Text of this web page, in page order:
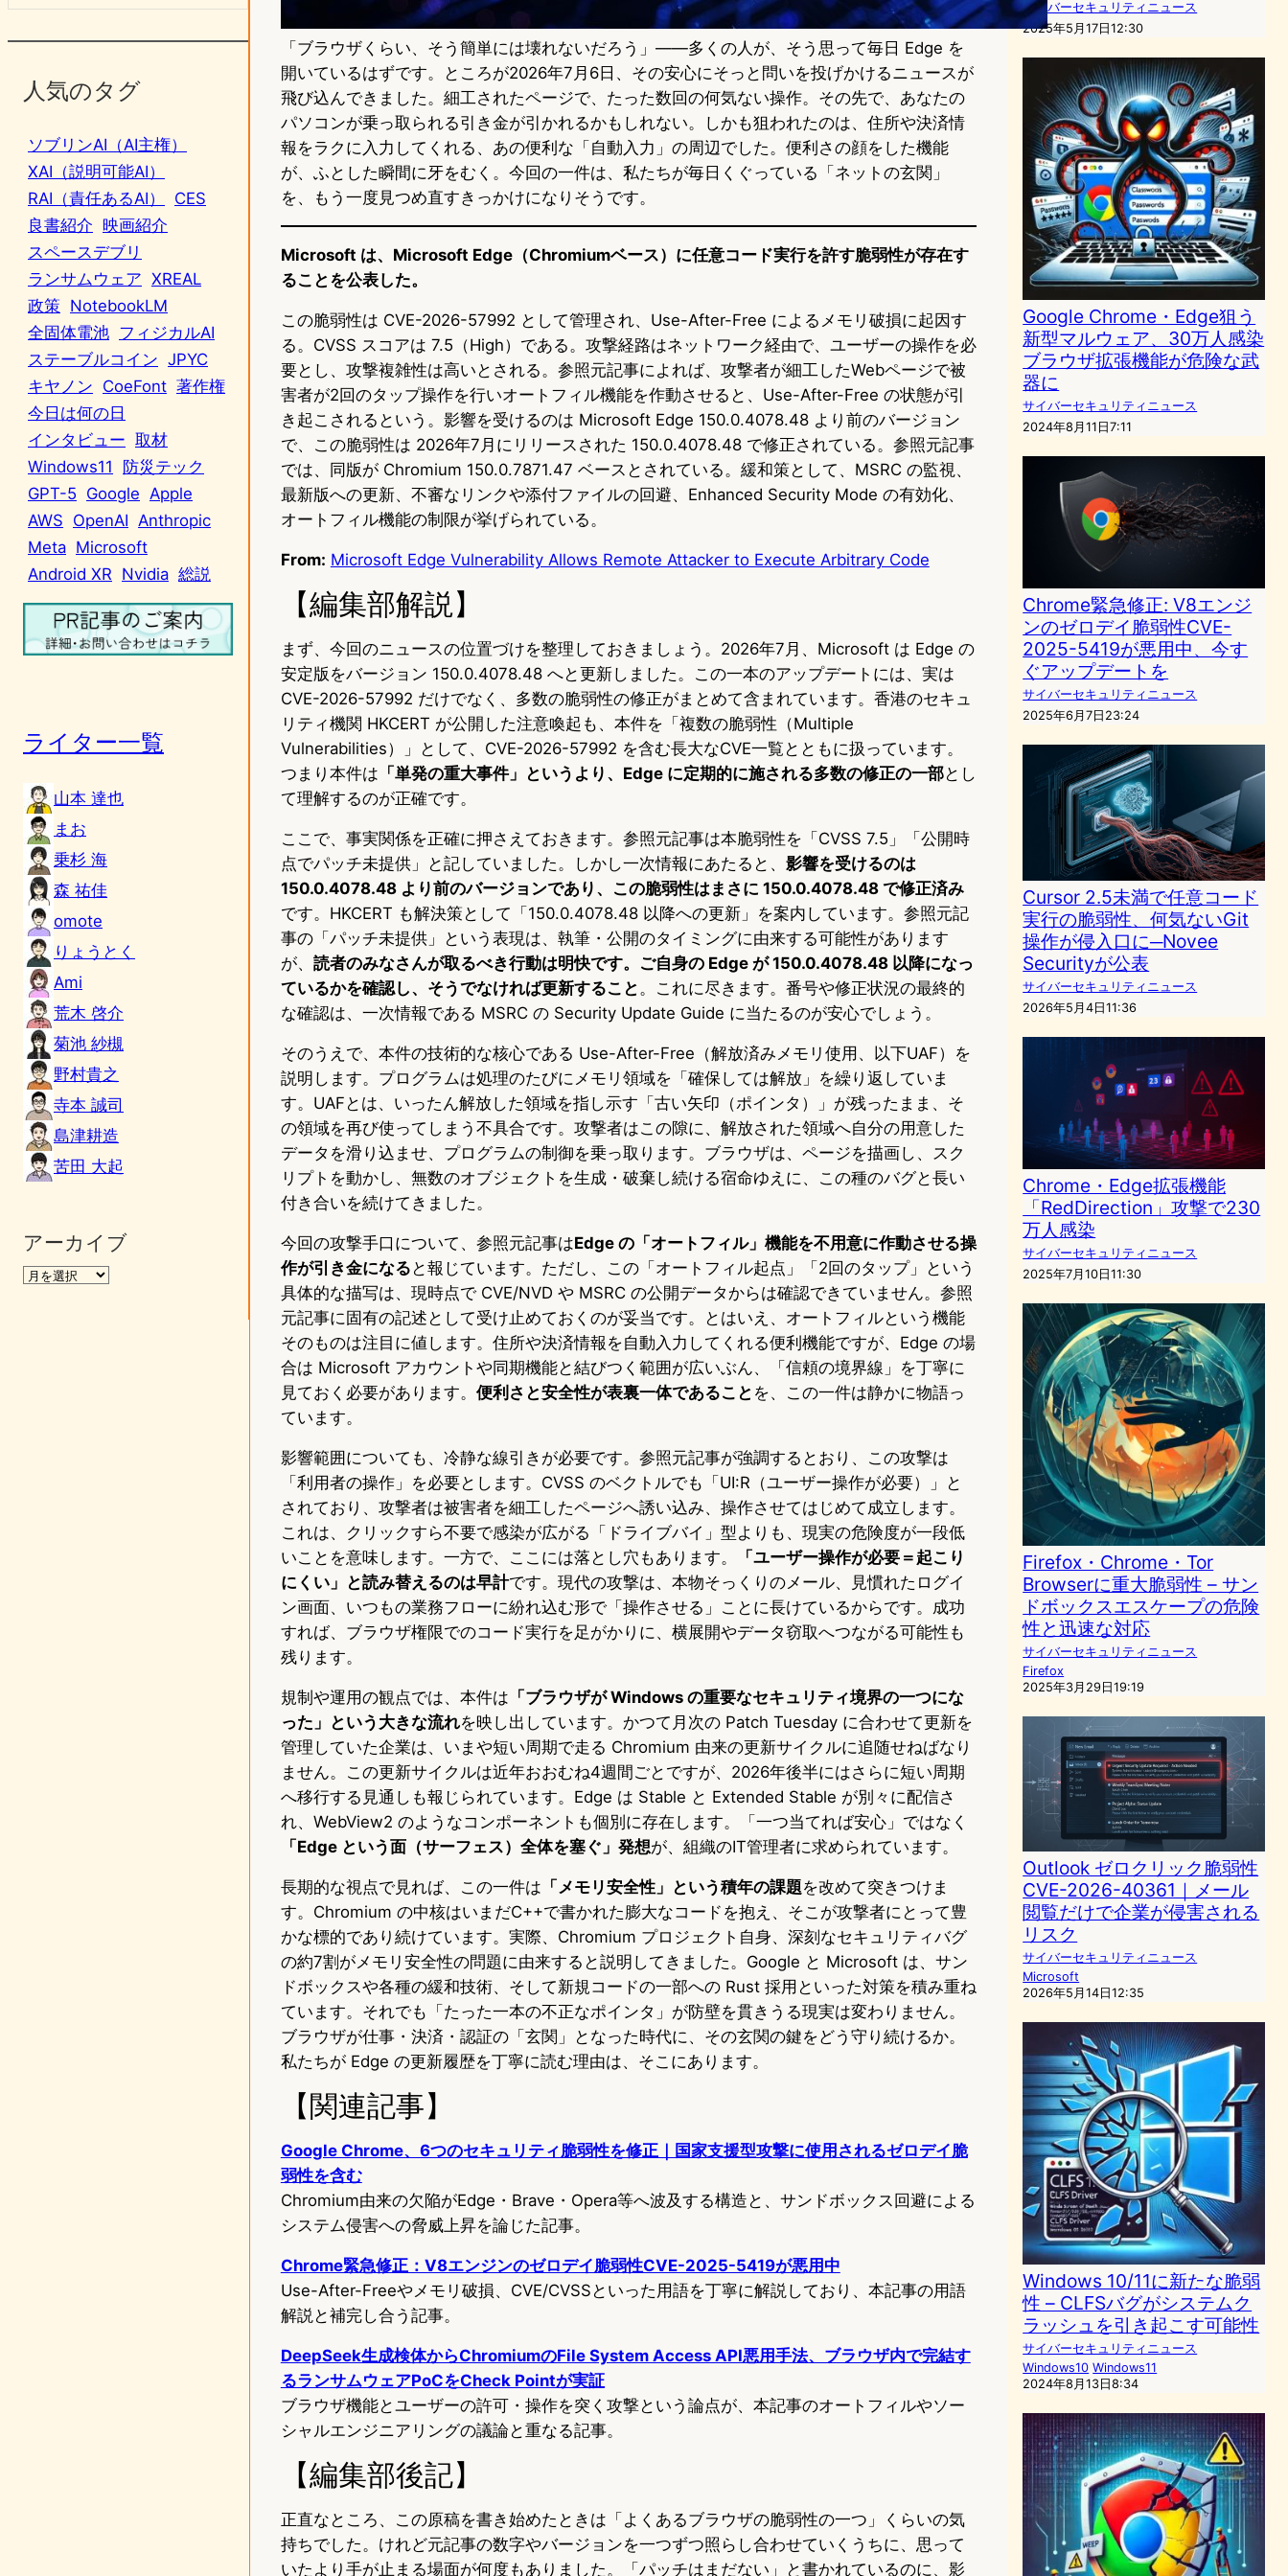
人気のタグ
ソブリンAI（AI主権）
XAI（説明可能AI）
RAI（責任あるAI）
CES
良書紹介 映画紹介
スペースデブリ
ランサムウェア XREAL
政策 NotebookLM
全固体電池 フィジカルAI
ステーブルコイン JPYC
キヤノン CoeFont 著作権
今日は何の日
インタビュー 取材
Windows11
防災テック
GPT-5 Google Apple
AWS OpenAI Anthropic
Meta Microsoft
Android XR Nvidia 総説
ライター一覧
山本 達也
まお
乗杉 海
森 祐佳
omote
りょうとく
Ami
荒木 啓介
菊池 紗槻
野村貴之
寺本 誠司
島津耕造
苦田 大起
アーカイブ
「ブラウザくらい、そう簡単には壊れないだろう」——多くの人が、そう思って毎日 Edge を
開いているはずです。ところが2026年7月6日、その安心にそっと問いを投げかけるニュースが
飛び込んできました。細工されたページで、たった数回の何気ない操作。その先で、あなたの
パソコンが乗っ取られる引き金が引かれるかもしれない。しかも狙われたのは、住所や決済情
報をラクに入力してくれる、あの便利な「自動入力」の周辺でした。便利さの顔をした機能
が、ふとした瞬間に牙をむく。今回の一件は、私たちが毎日くぐっている「ネットの玄関」
を、もう一度見つめ直すきっかけになりそうです。
Microsoft は、Microsoft Edge（Chromiumベース）に任意コード実行を許す脆弱性が存在す
ることを公表した。
この脆弱性は CVE-2026-57992 として管理され、Use-After-Free によるメモリ破損に起因す
る。CVSS スコアは 7.5（High）である。攻撃経路はネットワーク経由で、ユーザーの操作を必
要とし、攻撃複雑性は高いとされる。参照元記事によれば、攻撃者が細工したWebページで被
害者が2回のタップ操作を行いオートフィル機能を作動させると、Use-After-Free の状態が引
き起こされるという。影響を受けるのは Microsoft Edge 150.0.4078.48 より前のバージョン
で、この脆弱性は 2026年7月にリリースされた 150.0.4078.48 で修正されている。参照元記事
では、同版が Chromium 150.0.7871.47 ベースとされている。緩和策として、MSRC の監視、
最新版への更新、不審なリンクや添付ファイルの回避、Enhanced Security Mode の有効化、
オートフィル機能の制限が挙げられている。
From: Microsoft Edge Vulnerability Allows Remote Attacker to Execute Arbitrary Code
【編集部解説】
まず、今回のニュースの位置づけを整理しておきましょう。2026年7月、Microsoft は Edge の
安定版をバージョン 150.0.4078.48 へと更新しました。この一本のアップデートには、実は
CVE-2026-57992 だけでなく、多数の脆弱性の修正がまとめて含まれています。香港のセキュ
リティ機関 HKCERT が公開した注意喚起も、本件を「複数の脆弱性（Multiple
Vulnerabilities）」として、CVE-2026-57992 を含む長大なCVE一覧とともに扱っています。
つまり本件は 「単発の重大事件」というより、Edge に定期的に施される多数の修正の一部とし
て理解するのが正確です。
ここで、事実関係を正確に押さえておきます。参照元記事は本脆弱性を「CVSS 7.5」「公開時
点でパッチ未提供」と記していました。しかし一次情報にあたると、 影響を受けるのは
150.0.4078.48 より前のバージョンであり、この脆弱性はまさに 150.0.4078.48 で修正済み
です。HKCERT も解決策として「150.0.4078.48 以降への更新」を案内しています。参照元記
事の「パッチ未提供」という表現は、執筆・公開のタイミングに由来する可能性があります
が、 読者のみなさんが取るべき行動は明快です。ご自身の Edge が 150.0.4078.48 以降になっ
ているかを確認し、そうでなければ更新すること 。これに尽きます。番号や修正状況の最終的
な確認は、一次情報である MSRC の Security Update Guide に当たるのが安心でしょう。
そのうえで、本件の技術的な核心である Use-After-Free（解放済みメモリ使用、以下UAF）を
説明します。プログラムは処理のたびにメモリ領域を「確保しては解放」を繰り返していま
す。UAFとは、いったん解放した領域を指し示す「古い矢印（ポインタ）」が残ったまま、そ
の領域を再び使ってしまう不具合です。攻撃者はこの隙に、解放された領域へ自分の用意した
データを滑り込ませ、プログラムの制御を乗っ取ります。ブラウザは、ページを描画し、スク
リプトを動かし、無数のオブジェクトを生成・破棄し続ける宿命ゆえに、この種のバグと長い
付き合いを続けてきました。
今回の攻撃手口について、参照元記事はEdge の「オートフィル」機能を不用意に作動させる操
作が引き金になる と報じています。ただし、この「オートフィル起点」「2回のタップ」という
具体的な描写は、現時点で CVE/NVD や MSRC の公開データからは確認できていません。参照
元記事に固有の記述として受け止めておくのが妥当です。とはいえ、オートフィルという機能
そのものは注目に値します。住所や決済情報を自動入力してくれる便利機能ですが、Edge の場
合は Microsoft アカウントや同期機能と結びつく範囲が広いぶん、「信頼の境界線」を丁寧に
見ておく必要があります。 便利さと安全性が表裏一体であること を、この一件は静かに物語っ
ています。
影響範囲についても、冷静な線引きが必要です。参照元記事が強調するとおり、この攻撃は
「利用者の操作」を必要とします。CVSS のベクトルでも「UI:R（ユーザー操作が必要）」と
されており、攻撃者は被害者を細工したページへ誘い込み、操作させてはじめて成立します。
これは、クリックすら不要で感染が広がる「ドライブバイ」型よりも、現実の危険度が一段低
いことを意味します。一方で、ここには落とし穴もあります。
「ユーザー操作が必要＝起こり
にくい」と読み替えるのは早計です。現代の攻撃は、本物そっくりのメール、見慣れたログイ
ン画面、いつもの業務フローに紛れ込む形で「操作させる」ことに長けているからです。成功
すれば、ブラウザ権限でのコード実行を足がかりに、横展開やデータ窃取へつながる可能性も
残ります。
規制や運用の観点では、本件は 「ブラウザが Windows の重要なセキュリティ境界の一つにな
った」という大きな流れを映し出しています。かつて月次の Patch Tuesday に合わせて更新を
管理していた企業は、いまや短い周期で走る Chromium 由来の更新サイクルに追随せねばなり
ません。この更新サイクルは近年おおむね4週間ごとですが、2026年後半にはさらに短い周期
へ移行する見通しも報じられています。Edge は Stable と Extended Stable が別々に配信さ
れ、WebView2 のようなコンポーネントも個別に存在します。「一つ当てれば安心」ではなく
「Edge という面（サーフェス）全体を塞ぐ」発想が、組織のIT管理者に求められています。
長期的な視点で見れば、この一件は 「メモリ安全性」という積年の課題を改めて突きつけま
す。Chromium の中核はいまだC++で書かれた膨大なコードを抱え、そこが攻撃者にとって豊
かな標的であり続けています。実際、Chromium プロジェクト自身、深刻なセキュリティバグ
の約7割がメモリ安全性の問題に由来すると説明してきました。Google と Microsoft は、サン
ドボックスや各種の緩和技術、そして新規コードの一部への Rust 採用といった対策を積み重ね
ています。それでも「たった一本の不正なポインタ」が防壁を貫きうる現実は変わりません。
ブラウザが仕事・決済・認証の「玄関」となった時代に、その玄関の鍵をどう守り続けるか。
私たちが Edge の更新履歴を丁寧に読む理由は、そこにあります。
【関連記事】
Google Chrome、6つのセキュリティ脆弱性を修正｜国家支援型攻撃に使用されるゼロデイ脆
弱性を含む
Chromium由来の欠陥がEdge・Brave・Opera等へ波及する構造と、サンドボックス回避による
システム侵害への脅威上昇を論じた記事。
Chrome緊急修正：V8エンジンのゼロデイ脆弱性CVE-2025-5419が悪用中
Use-After-Freeやメモリ破損、CVE/CVSSといった用語を丁寧に解説しており、本記事の用語
解説と補完し合う記事。
DeepSeek生成検体からChromiumのFile System Access API悪用手法、ブラウザ内で完結す
るランサムウェアPoCをCheck Pointが実証
ブラウザ機能とユーザーの許可・操作を突く攻撃という論点が、本記事のオートフィルやソー
シャルエンジニアリングの議論と重なる記事。
【編集部後記】
正直なところ、この原稿を書き始めたときは「よくあるブラウザの脆弱性の一つ」くらいの気
持ちでした。けれど元記事の数字やバージョンを一つずつ照らし合わせていくうちに、思って
いたより手が止まる場面が何度もありました。「パッチはまだない」と書かれているのに、影
サイバーセキュリティニュース
2025年5月17日12:30
Google Chrome・Edge狙う
新型マルウェア、30万人感染
ブラウザ拡張機能が危険な武
器に
サイバーセキュリティニュース
2024年8月11日7:11
Chrome緊急修正: V8エンジ
ンのゼロデイ脆弱性CVE-
2025-5419が悪用中、今す
ぐアップデートを
サイバーセキュリティニュース
2025年6月7日23:24
Cursor 2.5未満で任意コード
実行の脆弱性、何気ないGit
操作が侵入口に─Novee
Securityが公表
サイバーセキュリティニュース
2026年5月4日11:36
Chrome・Edge拡張機能
「RedDirection」攻撃で230
万人感染
サイバーセキュリティニュース
2025年7月10日11:30
Firefox・Chrome・Tor
Browserに重大脆弱性 – サン
ドボックスエスケープの危険
性と迅速な対応
サイバーセキュリティニュース
Firefox
2025年3月29日19:19
Outlook ゼロクリック脆弱性
CVE-2026-40361｜メール
閲覧だけで企業が侵害される
リスク
サイバーセキュリティニュース
Microsoft
2026年5月14日12:35
Windows 10/11に新たな脆弱
性 – CLFSバグがシステムク
ラッシュを引き起こす可能性
サイバーセキュリティニュース
Windows10 Windows11
2024年8月13日8:34